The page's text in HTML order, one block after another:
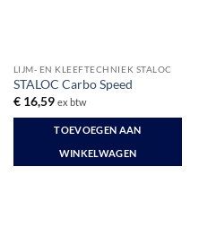
LIJM- EN KLEEFTECHNIEK STALOC
STALOC Carbo Speed
€16,59 ex btw
TOEVOEGEN AAN
WINKELWAGEN